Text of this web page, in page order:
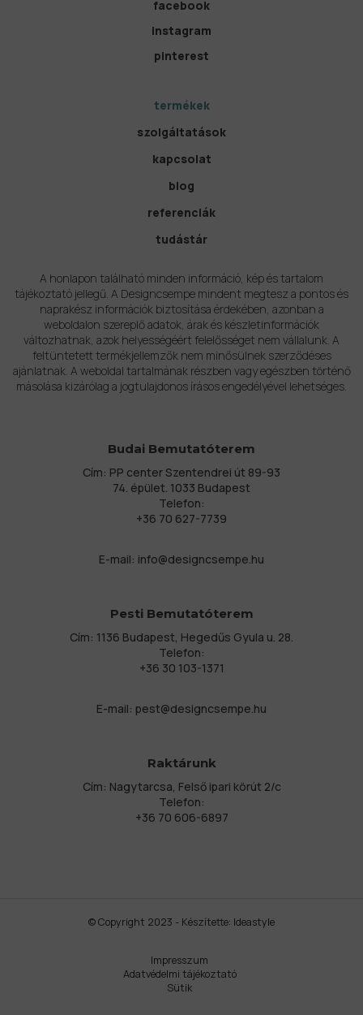
facebook
instagram
pinterest
termékek
szolgáltatások
kapcsolat
blog
referenciák
tudástár
A honlapon található minden információ, kép és tartalom
tájékoztató jellegű. A Designcsempe mindent megtesz a pontos és
naprakész információk biztosítása érdekében, azonban a
weboldalon szereplő adatok, árak és készletinformációk
változhatnak, azok helyességéért felelősséget nem vállalunk. A
feltüntetett termékjellemzők nem minősülnek szerződéses
ajánlatnak. A weboldal tartalmának részben vagy egészben történő
másolása kizárólag a jogtulajdonos írásos engedélyével lehetséges.
Budai Bemutatóterem
Cím: PP center Szentendrei út 89-93
74. épület. 1033 Budapest
Telefon:
+36 70 627-7739
E-mail: info@designcsempe.hu
Pesti Bemutatóterem
Cím: 1136 Budapest, Hegedűs Gyula u. 28.
Telefon:
+36 30 103-1371
E-mail: pest@designcsempe.hu
Raktárunk
Cím: Nagytarcsa, Felső ipari körút 2/c
Telefon:
+36 70 606-6897
© Copyright 2023 - Készítette: Ideastyle
Impresszum
Adatvédelmi tájékoztató
Sütik